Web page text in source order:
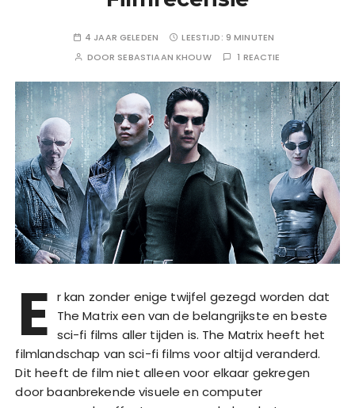
4 JAAR GELEDEN LEESTIJD: 9 MINUTEN
DOOR SEBASTIAAN KHOUW 1 REACTIE
E r kan zonder enige twijfel gezegd worden dat
The Matrix een van de belangrijkste en beste
sci-fi films aller tijden is. The Matrix heeft het
filmlandschap van sci-fi films voor altijd veranderd.
Dit heeft de film niet alleen voor elkaar gekregen
door baanbrekende visuele en computer